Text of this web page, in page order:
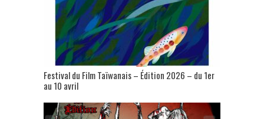
Festival du Film Taïwanais – Édition 2026 – du 1er
au 10 avril